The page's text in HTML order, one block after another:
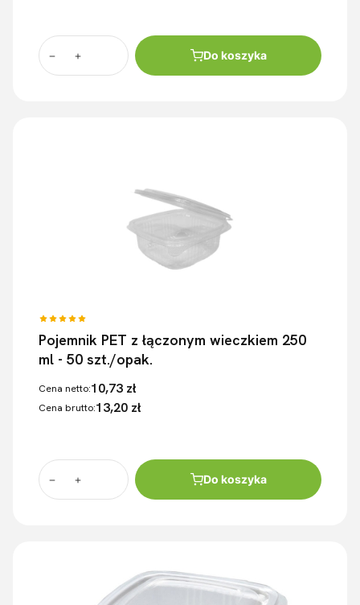
Do koszyka
Pojemnik PET z łączonym wieczkiem 250
ml - 50 szt./opak.
Cena netto:10,73 zł
Cena brutto:13,20 zł
Do koszyka